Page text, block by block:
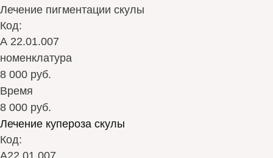
Лечение пигментации скулы
Код:
А 22.01.007
номенклатура
8 000 руб.
Время
8 000 руб.
Лечение купероза скулы
Код:
А22.01.007